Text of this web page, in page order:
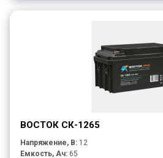
ВОСТОК СК-1265
Напряжение, В: 12
Емкость, Ач: 65